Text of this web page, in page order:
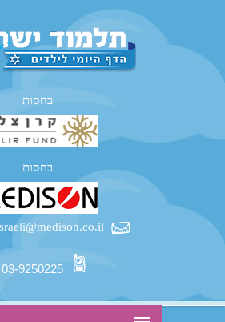
בחסות
בחסות
03-9250225